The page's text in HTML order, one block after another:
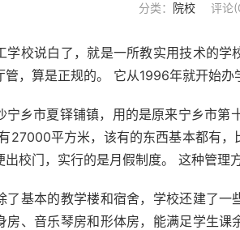
分类： 院校 评论
学校说白了，就是一所教实用技术的
管，算是正规的。 它从1996年就开始办
宁乡市夏铎铺镇，用的是原来宁乡市
27000平方米，该有的东西基本都有
校门，实行的是月假制度。 这种管理
了基本的教学楼和宿舍，学校还建了
房、音乐琴房和形体房，能满足学生